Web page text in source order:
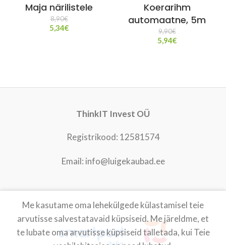
Maja närilistele
8,90€
5,34€
Koerarihm
automaatne, 5m
9,90€
5,94€
ThinkIT Invest OÜ
Registrikood: 12581574
Email: info@luigekaubad.ee
LUIGEKAUBAD 2021
Me kasutame oma lehekülgede külastamisel teie
arvutisse salvestatavaid küpsiseid. Me järeldme, et
te lubate oma arvutisse küpsiseid talletada, kui Teie